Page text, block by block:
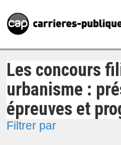
Les concours
urbanisme :
épreuves et
Filtrer par